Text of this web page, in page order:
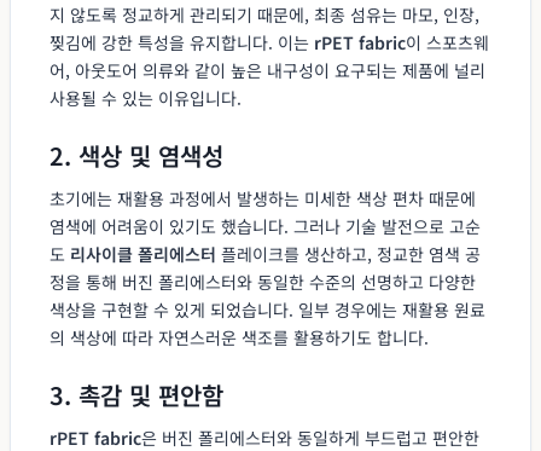
지 않도록 정교하게 관리되기 때문에, 최종 섬유는 마모, 인장,
찢김에 강한 특성을 유지합니다. 이는 rPET fabric이 스포츠웨
어, 아웃도어 의류와 같이 높은 내구성이 요구되는 제품에 널리
사용될 수 있는 이유입니다.
2. 색상 및 염색성
초기에는 재활용 과정에서 발생하는 미세한 색상 편차 때문에
염색에 어려움이 있기도 했습니다. 그러나 기술 발전으로 고순
도 리사이클 폴리에스터 플레이크를 생산하고, 정교한 염색 공
정을 통해 버진 폴리에스터와 동일한 수준의 선명하고 다양한
색상을 구현할 수 있게 되었습니다. 일부 경우에는 재활용 원료
의 색상에 따라 자연스러운 색조를 활용하기도 합니다.
3. 촉감 및 편안함
rPET fabric은 버진 폴리에스터와 동일하게 부드럽고 편안한